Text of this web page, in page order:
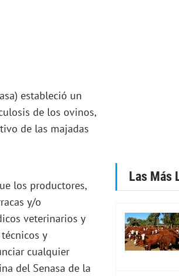
estableció un
de los ovinos,
de las majadas
los productores,
y/o
veterinarios y
y
cualquier
del Senasa de la
Las Más